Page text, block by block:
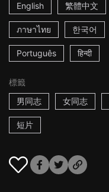
English
繁體中文
ภาษาไทย 한국어
Português हिन्दी
標籤
男同志
女同志
短片